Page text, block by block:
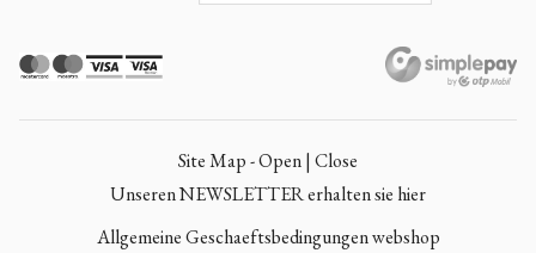
Site Map - Open | Close
Unseren NEWSLETTER erhalten sie hier
Allgemeine Geschaeftsbedingungen webshop